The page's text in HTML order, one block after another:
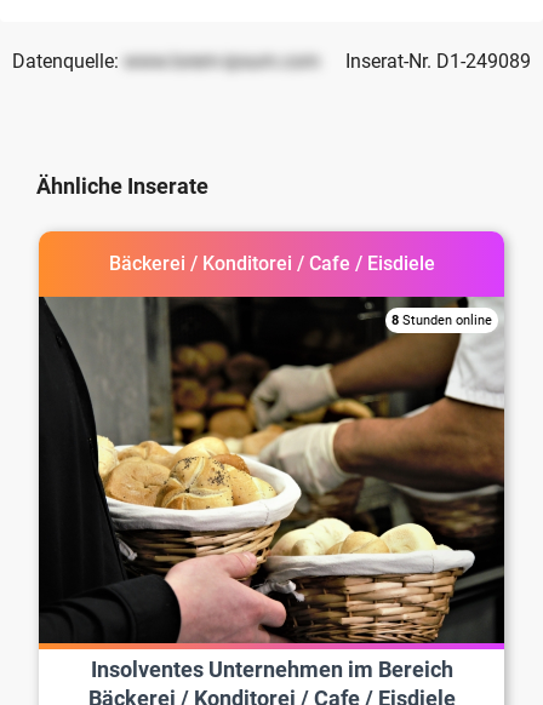
Datenquelle: www.lorem-ipsum.com Inserat-Nr. D1-249089
Ähnliche Inserate
Bäckerei / Konditorei / Cafe / Eisdiele
8 Stunden online
Insolventes Unternehmen im Bereich
Bäckerei / Konditorei / Cafe / Eisdiele